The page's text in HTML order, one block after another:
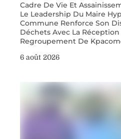
Cadre De Vie Et
Le Leadership Du Maire
Commune Renforce Son
Déchets Avec La
Regroupement De
6 août 2026